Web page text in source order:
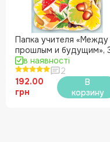
Папка учителя «Между
прошлым и будущим»,
класс НУШ
в наявності
2
192.00
грн
В
корзину